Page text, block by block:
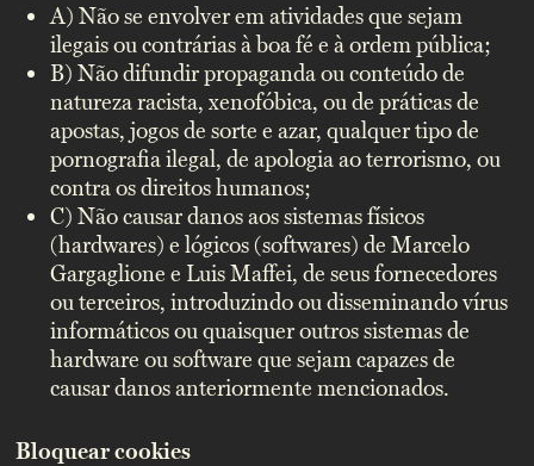
A) Não se envolver em atividades que sejam
ilegais ou contrárias à boa fé e à ordem pública;
B) Não difundir propaganda ou conteúdo de
natureza racista, xenofóbica, ou de práticas de
apostas, jogos de sorte e azar, qualquer tipo de
pornografia ilegal, de apologia ao terrorismo, ou
contra os direitos humanos;
C) Não causar danos aos sistemas físicos
(hardwares) e lógicos (softwares) de Marcelo
Gargaglione e Luis Maffei, de seus fornecedores
ou terceiros, introduzindo ou disseminando vírus
informáticos ou quaisquer outros sistemas de
hardware ou software que sejam capazes de
causar danos anteriormente mencionados.
Bloquear cookies